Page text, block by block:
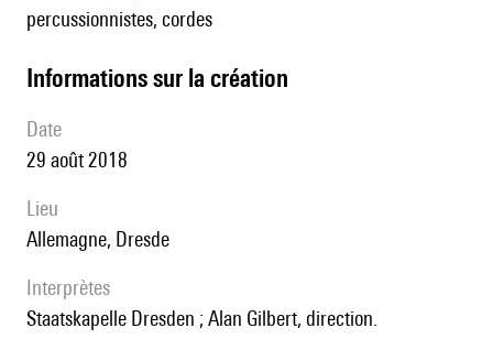
percussionnistes, cordes
informations sur la création
date
29 août 2018
lieu
Allemagne, Dresde
interprètes
Staatskapelle Dresden ; Alan Gilbert, direction.